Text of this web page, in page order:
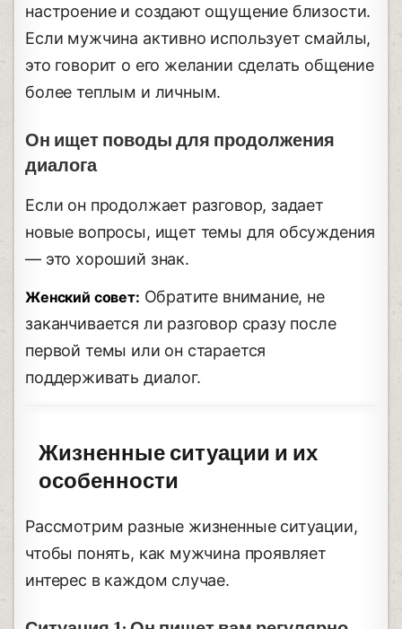
настроение и создают ощущение близости.
Если мужчина активно использует смайлы,
это говорит о его желании сделать общение
более теплым и личным.
Он ищет поводы для продолжения
диалога
Если он продолжает разговор, задает
новые вопросы, ищет темы для обсуждения
— это хороший знак.
Женский совет: Обратите внимание, не
заканчивается ли разговор сразу после
первой темы или он старается
поддерживать диалог.
Жизненные ситуации и их
особенности
Рассмотрим разные жизненные ситуации,
чтобы понять, как мужчина проявляет
интерес в каждом случае.